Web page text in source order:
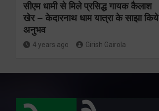
सीएम धामी से मिले प्रसिद्ध गायक कैलाश
खेर – केदारनाथ धाम यात्रा के साझा किये
अनुभव
4 years ago Girish Gairola